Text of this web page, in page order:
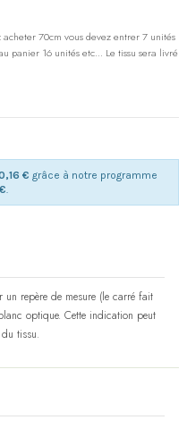
acheter 70cm vous devez entrer 7 unités
panier 16 unités etc... Le tissu sera livré
€ grâce à notre programme
repère de mesure (le carré fait
optique. Cette indication peut
tissu.